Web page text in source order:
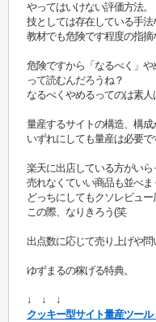
やってはいけない評価方法。
技としては存在している手法
教材でも危険です程度の指摘
危険ですから「なるべく」や
って読むんだろうね？
なるべくやめるってのは素人
量産するサイトの構造、構成
いずれにしても量産は必要で
楽天に出店している方がいら
売れなくていい商品も並べま
どっちにしてもクソレビュー
この際、なりきろう(笑
出点数に応じて売り上げや問
ゆずまるの稼げる特典。
↓ ↓ ↓
クッキー型サイト量産ツール